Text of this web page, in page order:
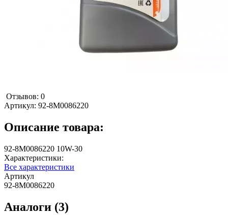
Отзывов: 0
Артикул: 92-8M0086220
Описание товара:
92-8M0086220 10W-30
Характеристики:
Все характеристики
Артикул
92-8M0086220
Аналоги (3)